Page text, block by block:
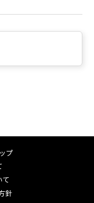
種類「薬袋」
プ
て
針